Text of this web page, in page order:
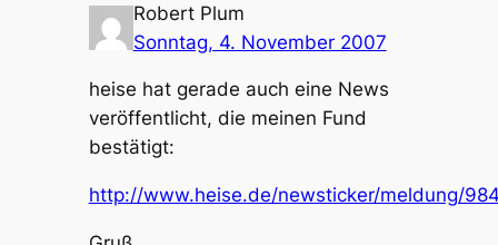
Robert Plum
Sonntag, 4. November 2007
heise hat gerade auch eine News
veröffentlicht, die meinen Fund
bestätigt:
http://www.heise.de/newsticker/meldung/